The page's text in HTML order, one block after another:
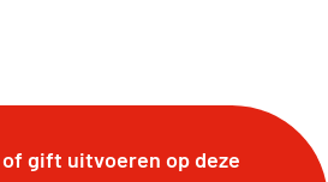
gift uitvoeren op deze